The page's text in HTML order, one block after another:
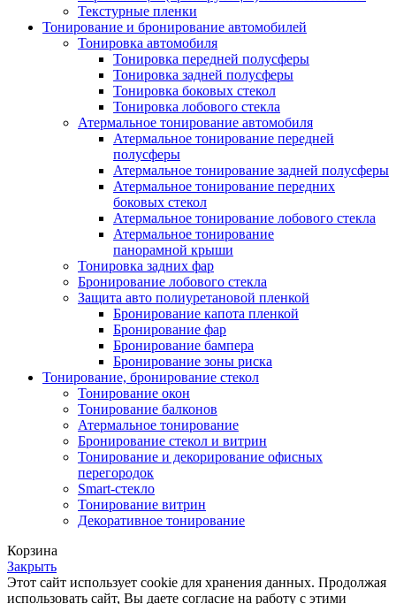
Текстурные пленки
Тонирование и бронирование автомобилей
Тонировка автомобиля
Тонировка передней полусферы
Тонировка задней полусферы
Тонировка боковых стекол
Тонировка лобового стекла
Атермальное тонирование автомобиля
Атермальное тонирование передней
полусферы
Атермальное тонирование задней полусферы
Атермальное тонирование передних
боковых стекол
Атермальное тонирование лобового стекла
Атермальное тонирование
панорамной крыши
Тонировка задних фар
Бронирование лобового стекла
Защита авто полиуретановой пленкой
Бронирование капота пленкой
Бронирование фар
Бронирование бампера
Бронирование зоны риска
Тонирование, бронирование стекол
Тонирование окон
Тонирование балконов
Атермальное тонирование
Бронирование стекол и витрин
Тонирование и декорирование офисных
перегородок
Smart-стекло
Тонирование витрин
Декоративное тонирование
Корзина
Закрыть
Этот сайт использует cookie для хранения данных. Продолжая
использовать сайт, Вы даете согласие на работу с этими